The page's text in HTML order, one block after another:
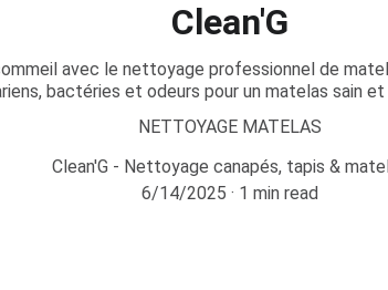
Clean'G
avec le nettoyage professionnel de
bactéries et odeurs pour un matelas sain
NETTOYAGE MATELAS
Clean'G - Nettoyage canapés, tapis &
6/14/2025
1 min read